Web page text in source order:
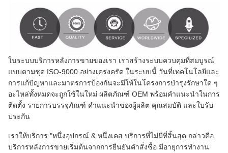
ในระบบบริการหลังการขายของเรา เราสร้างระบบควบคุมที่สมบูรณ์
แบบตามชุด ISO-9000 อย่างเคร่งครัด ในระบบนี้ วันที่เทคโนโลยีและ
การแก้ปัญหาและมาตรการป้องกันจะมีให้ในโครงการบำรุงรักษาใด ๆ
อะไหล่ทั้งหมดจะถูกใช้ในใหม่ ผลิตภัณฑ์ OEM พร้อมคำแนะนำในการ
ติดตั้ง รายการบรรจุภัณฑ์ คำแนะนำของผู้ผลิต คุณสมบัติ และใบรับ
ประกัน
เราให้บริการ "หนึ่งอุปกรณ์ & หนึ่งเคส บริการที่ไม่มีที่สิ้นสุด กล่าวคือ
บริการหลังการขายเริ่มต้นจากการยืนยันคำสั่งซื้อ มีอายุการทำงาน